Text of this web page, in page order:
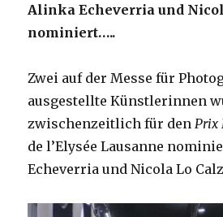
Alinka Echeverria und
nominiert…..
Zwei auf der Messe für
ausgestellte Künstlerinnen
zwischenzeitlich für denPrix
de l’Elysée Lausanne
Echeverria und Nicola Lo